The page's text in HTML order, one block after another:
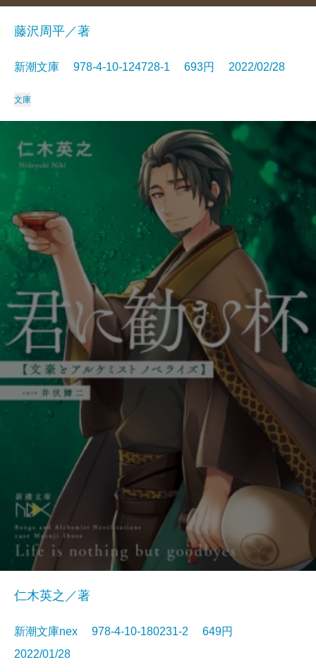
藤沢周平／著
新潮文庫 978-4-10-124728-1 693円 2022/02/28
文庫
仁木英之／著
新潮文庫nex 978-4-10-180231-2 649円
2022/01/28